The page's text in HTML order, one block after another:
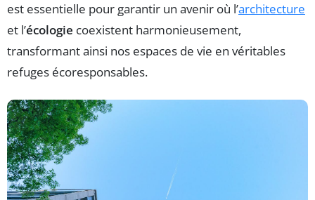
est essentielle pour garantir un avenir où l’architecture
et l’écologie coexistent harmonieusement,
transformant ainsi nos espaces de vie en véritables
refuges écoresponsables.